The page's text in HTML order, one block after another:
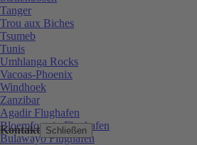
Kontakt Schließen
Tanger
Trou aux Biches
Tsumeb
Tunis
Umhlanga Rocks
Vacoas-Phoenix
Windhoek
Zanzibar
Agadir Flughafen
Bloemfontein Flughafen
Bulawayo Flughafen